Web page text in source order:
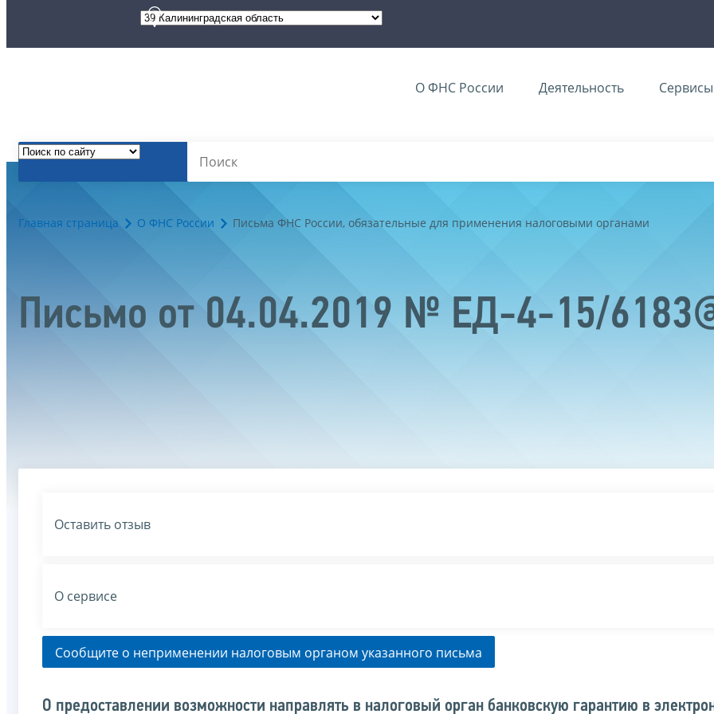
О ФНС России Деятельность Сервисы
Главная страница О ФНС России Письма ФНС России, обязательные для применения налоговыми органами
Письмо от 04.04.2019 № ЕД-4-15/
Оставить отзыв
О сервисе
Сообщите о неприменении налоговым органом указанного письма
О предоставлении возможности направлять в налоговый орган банковскую гарантию в